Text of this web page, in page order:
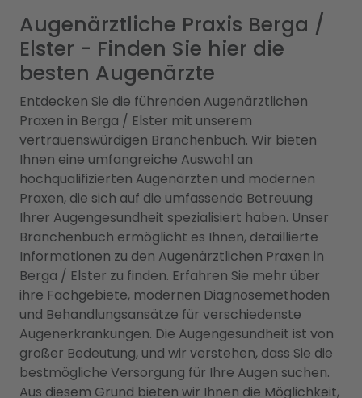
Augenärztliche Praxis Berga /
Elster - Finden Sie hier die
besten Augenärzte
Entdecken Sie die führenden Augenärztlichen
Praxen in Berga / Elster mit unserem
vertrauenswürdigen Branchenbuch. Wir bieten
Ihnen eine umfangreiche Auswahl an
hochqualifizierten Augenärzten und modernen
Praxen, die sich auf die umfassende Betreuung
Ihrer Augengesundheit spezialisiert haben. Unser
Branchenbuch ermöglicht es Ihnen, detaillierte
Informationen zu den Augenärztlichen Praxen in
Berga / Elster zu finden. Erfahren Sie mehr über
ihre Fachgebiete, modernen Diagnosemethoden
und Behandlungsansätze für verschiedenste
Augenerkrankungen. Die Augengesundheit ist von
großer Bedeutung, und wir verstehen, dass Sie die
bestmögliche Versorgung für Ihre Augen suchen.
Aus diesem Grund bieten wir Ihnen die Möglichkeit,